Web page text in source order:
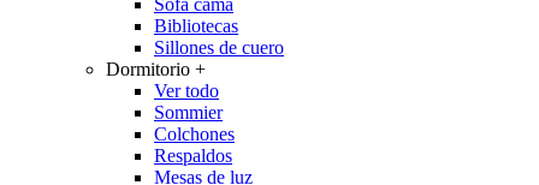
Sofá cama
Bibliotecas
Sillones de cuero
Dormitorio +
Ver todo
Sommier
Colchones
Respaldos
Mesas de luz